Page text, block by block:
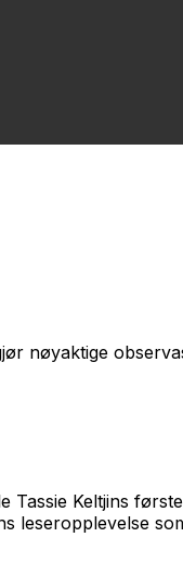
nøyaktige
Keltjins
leseropplevelse